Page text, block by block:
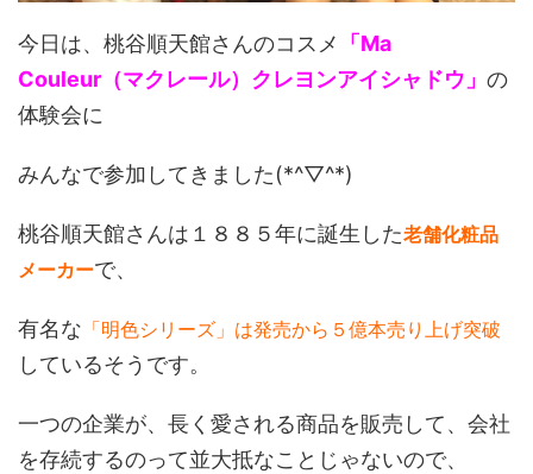
今日は、桃谷順天館さんのコスメ
「Ma
Couleur（マクレール）クレヨンアイシャドウ」 の
体験会に
みんなで参加してきました(*^▽^*)
桃谷順天館さんは１８８５年に誕生した老舗化粧品
メーカーで、
有名な 「明色シリーズ」は発売から５億本売り上げ突破
しているそうです。
一つの企業が、長く愛される商品を販売して、会社
を存続するのって並大抵なことじゃないので、